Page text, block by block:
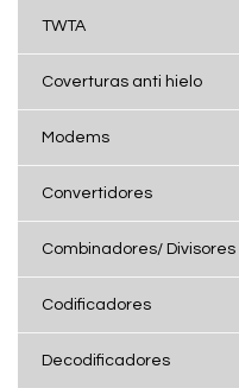
TWTA
Coverturas anti hielo
Modems
Convertidores
Combinadores/ Divisores
Codificadores
Decodificadores